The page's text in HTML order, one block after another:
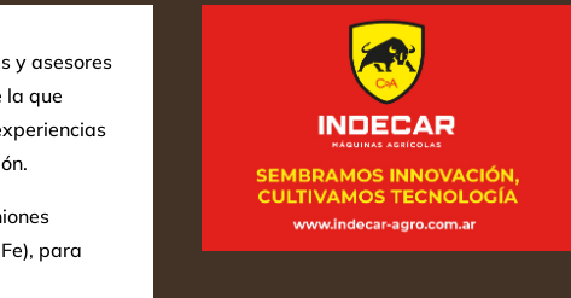
y asesores
la que
para